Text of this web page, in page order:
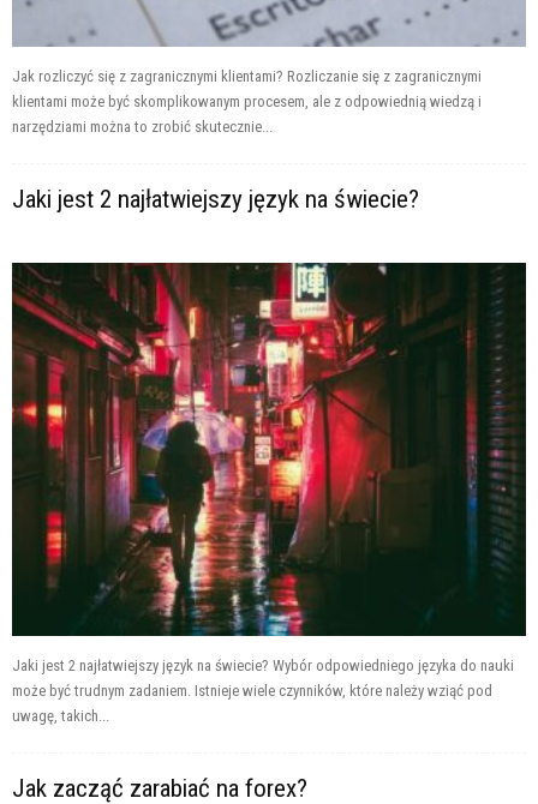
Jak rozliczyć się z zagranicznymi klientami? Rozliczanie się z zagranicznymi
klientami może być skomplikowanym procesem, ale z odpowiednią wiedzą i
narzędziami można to zrobić skutecznie...
Jaki jest 2 najłatwiejszy język na świecie?
Jaki jest 2 najłatwiejszy język na świecie? Wybór odpowiedniego języka do nauki
może być trudnym zadaniem. Istnieje wiele czynników, które należy wziąć pod
uwagę, takich...
Jak zacząć zarabiać na forex?